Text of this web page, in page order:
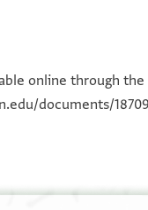
online through
documents/